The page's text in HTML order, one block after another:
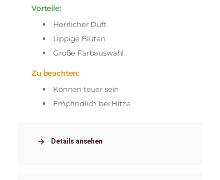
Vorteile:
Herrlicher Duft
Üppige Blüten
Große Farbauswahl
Zu beachten:
Können teuer sein
Empfindlich bei Hitze
arrow_forward Details ansehen